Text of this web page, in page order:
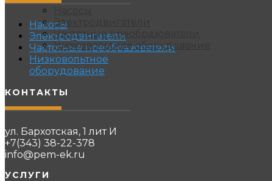
Электродвигатели
Частотные преобразователи
Низковольтное оборудование
Насосы
Электродвигатели
Частотные преобразователи
Низковольтное
оборудование
КОНТАКТЫ
ул. Бархотская, 1 лит И
+7(343) 38-22-378
info@pem-ek.ru
УСЛУГИ